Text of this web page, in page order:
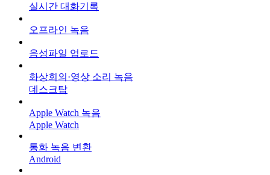
실시간 대화기록
오프라인 녹음
음성파일 업로드
화상회의·영상 소리 녹음
데스크탑
Apple Watch 녹음
Apple Watch
통화 녹음 변환
Android